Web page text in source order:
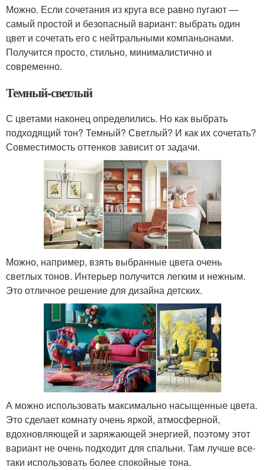
Можно. Если сочетания из круга все равно пугают —
самый простой и безопасный вариант: выбрать один
цвет и сочетать его с нейтральными компаньонами.
Получится просто, стильно, минималистично и
современно.
Темный-светлый
С цветами наконец определились. Но как выбрать
подходящий тон? Темный? Светлый? И как их сочетать?
Совместимость оттенков зависит от задачи.
Можно, например, взять выбранные цвета очень
светлых тонов. Интерьер получится легким и нежным.
Это отличное решение для дизайна детских.
А можно использовать максимально насыщенные цвета.
Это сделает комнату очень яркой, атмосферной,
вдохновляющей и заряжающей энергией, поэтому этот
вариант не очень подходит для спальни. Там лучше все-
таки использовать более спокойные тона.